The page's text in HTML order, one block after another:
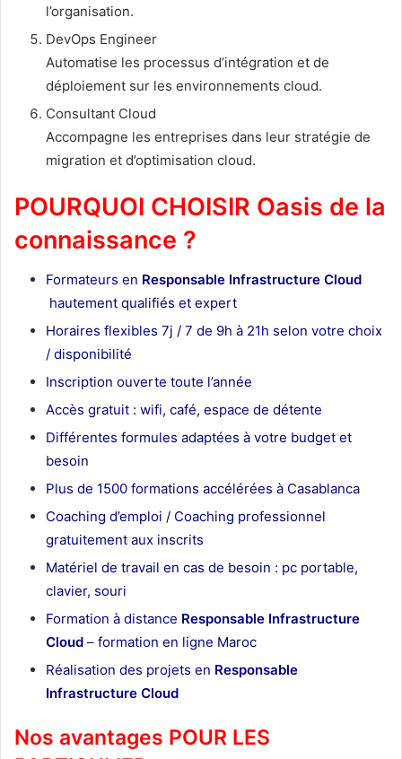
l’organisation.
DevOps Engineer
Automatise les processus d’intégration et de
déploiement sur les environnements cloud.
Consultant Cloud
Accompagne les entreprises dans leur stratégie de
migration et d’optimisation cloud.
POURQUOI CHOISIR Oasis de la
connaissance ?
Formateurs en Responsable Infrastructure Cloud
hautement qualifiés et expert
Horaires flexibles 7j / 7 de 9h à 21h selon votre choix
/ disponibilité
Inscription ouverte toute l’année
Accès gratuit : wifi, café, espace de détente
Différentes formules adaptées à votre budget et
besoin
Plus de 1500 formations accélérées à Casablanca
Coaching d’emploi / Coaching professionnel
gratuitement aux inscrits
Matériel de travail en cas de besoin : pc portable,
clavier, souri
Formation à distance Responsable Infrastructure
Cloud – formation en ligne Maroc
Réalisation des projets en Responsable
Infrastructure Cloud
Nos avantages POUR LES